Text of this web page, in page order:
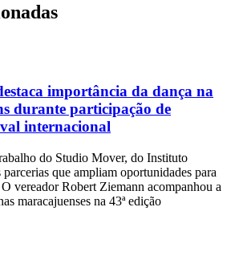
importância da dança na
durante participação de
internacional
do Studio Mover, do Instituto
que ampliam oportunidades para
vereador Robert Ziemann acompanhou a
maracajuenses na 43ª edição